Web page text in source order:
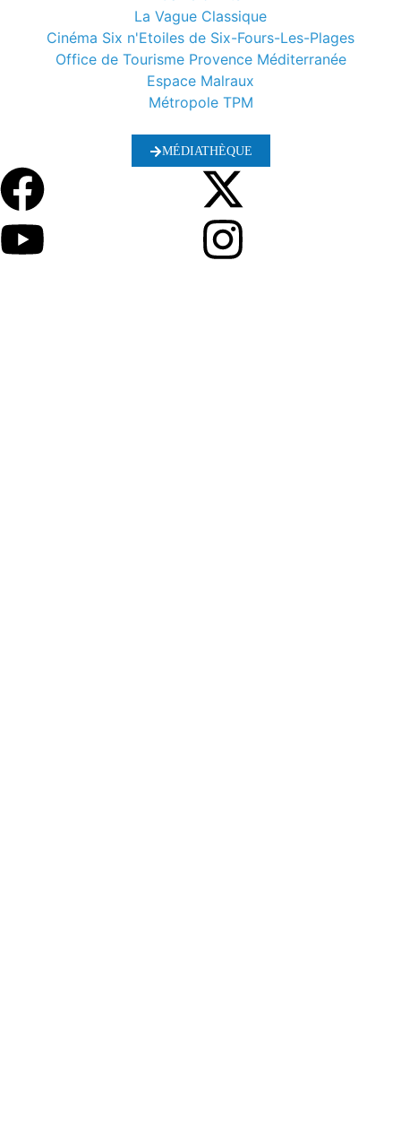
La Vague Classique
Cinéma Six n'Etoiles de Six-Fours-Les-Plages
Office de Tourisme Provence Méditerranée
Espace Malraux
Métropole TPM
MÉDIATHÈQUE